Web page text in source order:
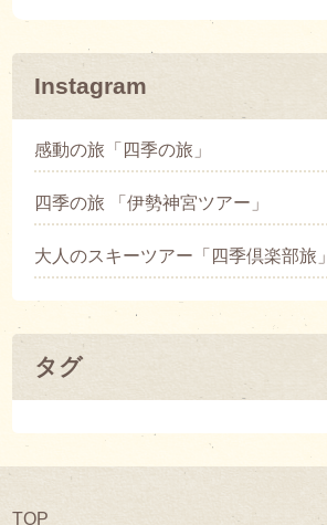
Instagram
感動の旅「四季の旅」
四季の旅 「伊勢神宮ツアー」
大人のスキーツアー「四季倶楽部旅」
タグ
TOP